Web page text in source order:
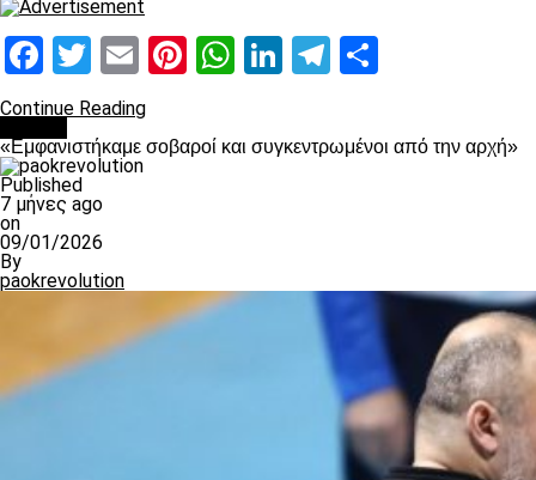
Facebook
Twitter
EmailPinterest
WhatsApp
LinkedIn
Telegram
Continue Reading
«Εμφανιστήκαμε σοβαροί και συγκεντρωμένοι από την αρχή»
Published
7 μήνες ago
on
09/01/2026
By
paokrevolution